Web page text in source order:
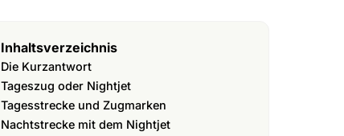
Inhaltsverzeichnis
Die Kurzantwort
Tageszug oder Nightjet
Tagesstrecke und Zugmarken
Nachtstrecke mit dem Nightjet